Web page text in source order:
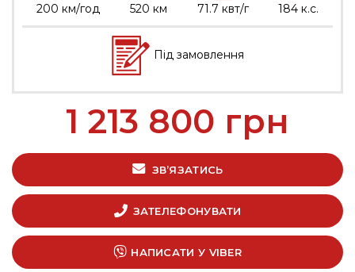
200 км/год 520 км 71.7 квт/г 184 к.с.
Під замовлення
1 213 800 грн
ЗВ’ЯЗАТИСЬ
ЗАТЕЛЕФОНУВАТИ
НАПИСАТИ У VIBER